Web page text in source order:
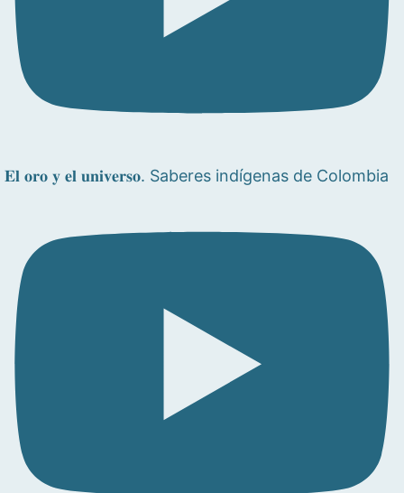
𝐄𝐥 𝐨𝐫𝐨 𝐲 𝐞𝐥 𝐮𝐧𝐢𝐯𝐞𝐫𝐬𝐨. Saberes indígenas de Colombia